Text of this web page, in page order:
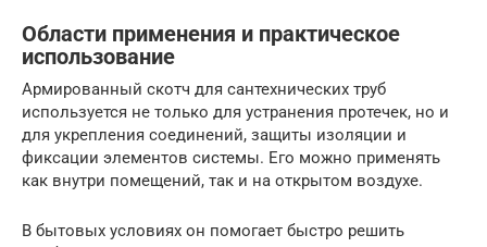
Области применения и практическое
использование
Армированный скотч для сантехнических труб
используется не только для устранения протечек, но и
для укрепления соединений, защиты изоляции и
фиксации элементов системы. Его можно применять
как внутри помещений, так и на открытом воздухе.
В бытовых условиях он помогает быстро решить